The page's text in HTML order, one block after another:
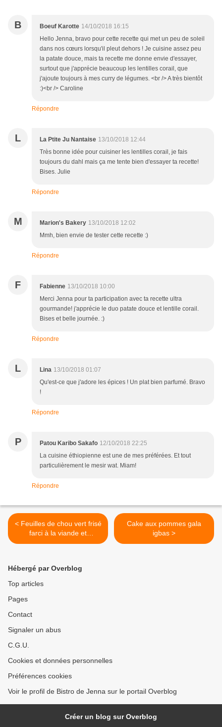
B Boeuf Karotte 14/10/2018 16:15
Hello Jenna, bravo pour cette recette qui met un peu de soleil
dans nos cœurs lorsqu'il pleut dehors ! Je cuisine assez peu
la patate douce, mais ta recette me donne envie d'essayer,
surtout que j'apprécie beaucoup les lentilles corail, que
j'ajoute toujours à mes curry de légumes. <br /> A très bientôt
:)<br /> Caroline
Répondre
L La Ptite Ju Nantaise 13/10/2018 12:44
Très bonne idée pour cuisiner les lentilles corail, je fais
toujours du dahl mais ça me tente bien d'essayer ta recette!
Bises. Julie
Répondre
M Marion's Bakery 13/10/2018 12:02
Mmh, bien envie de tester cette recette :)
Répondre
F Fabienne 13/10/2018 10:00
Merci Jenna pour ta participation avec ta recette ultra
gourmande! j'apprécie le duo patate douce et lentille corail.
Bises et belle journée. :)
Répondre
L Lina 13/10/2018 01:07
Qu'est-ce que j'adore les épices ! Un plat bien parfumé. Bravo
!
Répondre
P Patou Karibo Sakafo 12/10/2018 22:25
La cuisine éthiopienne est une de mes préférées. Et tout
particulièrement le mesir wat. Miam!
Répondre
< Feuilles de chou vert frisé
farci à la viande et
cranberry
Cake aux pommes gala
igbas >
Hébergé par Overblog
Top articles
Pages
Contact
Signaler un abus
C.G.U.
Cookies et données personnelles
Préférences cookies
Voir le profil de Bistro de Jenna sur le portail Overblog
Créer un blog sur Overblog